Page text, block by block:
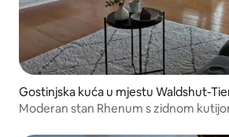
Gostinjska kuća u mjestu Waldshut-
Moderan stan Rhenum s zidnom